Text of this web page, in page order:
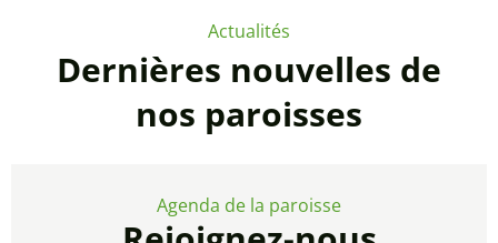
Actualités
Dernières nouvelles de
nos paroisses
Agenda de la paroisse